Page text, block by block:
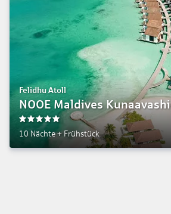
Felidhu Atoll
NOOE Maldives Kunaavashi
10 Nächte+ Frühstück